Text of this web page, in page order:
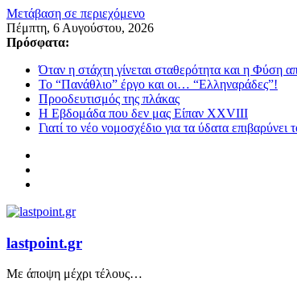
Μετάβαση σε περιεχόμενο
Πέμπτη, 6 Αυγούστου, 2026
Πρόσφατα:
Όταν η στάχτη γίνεται σταθερότητα και η Φύση
Το “Πανάθλιο” έργο και οι… “Ελληναράδες”!
Προοδευτισμός της πλάκας
Η Εβδομάδα που δεν μας Είπαν XXVIII
Γιατί το νέο νομοσχέδιο για τα ύδατα
lastpoint.gr
Με άποψη μέχρι τέλους…